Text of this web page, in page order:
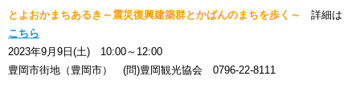
とよおかまちあるき～震災復興建築群とかばんのまちを歩く～
詳細は
こちら
2023年9月9日(土) 10:00～12:00
豊岡市街地（豊岡市） (問)豊岡観光協会 0796-22-8111